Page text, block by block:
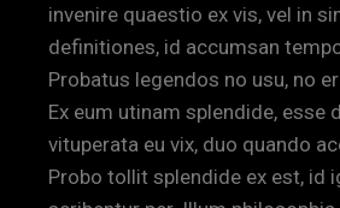
invenire quaestio ex vis, vel in
definitiones, id accumsan
Probatus legendos no usu, no
Ex eum utinam splendide, esse
vituperata eu vix, duo quando
Probo tollit splendide ex est, id